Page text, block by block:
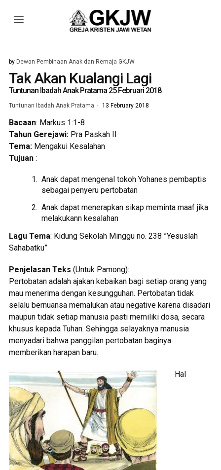
by Dewan Pembinaan Anak dan Remaja GKJW
Tak Akan Kualangi Lagi
Tuntunan Ibadah Anak Pratama 25 Februari 2018
Tuntunan Ibadah Anak Pratama 13 February 2018
Bacaan: Markus 1:1-8
Tahun Gerejawi:Pra Paskah II
Tema:Mengakui Kesalahan
Tujuan:
Anak dapat mengenal tokoh Yohanes pembaptis
sebagai penyeru pertobatan
Anak dapat menerapkan sikap meminta maaf jika
melakukann kesalahan
Lagu Tema: Kidung Sekolah Minggu no. 238 ”Yesuslah
Sahabatku”
Penjelasan Teks (Untuk Pamong):
Pertobatan adalah ajakan kebaikan bagi setiap orang yang
mau menerima dengan kesungguhan. Pertobatan tidak
selalu bernuansa memalukan atau negative karena disadari
maupun tidak setiap manusia pasti memiliki dosa, secara
khusus kepada Tuhan. Sehingga selayaknya manusia
menyadari bahwa panggilan pertobatan baginya
memberikan harapan baru.
Hal